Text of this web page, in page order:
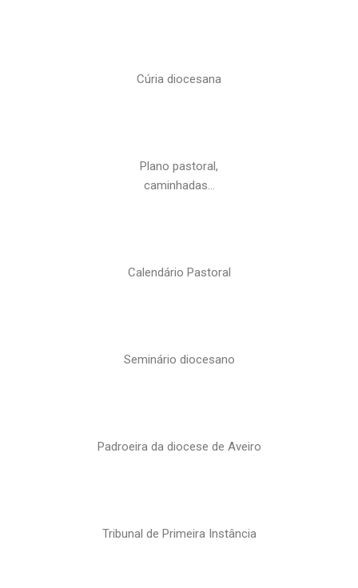
Cúria diocesana
Plano pastoral,
caminhadas…
Calendário Pastoral
Seminário diocesano
Padroeira da diocese de Aveiro
Tribunal de Primeira Instância